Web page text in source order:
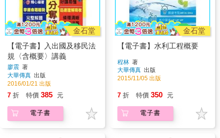
金石堂
【電子書】入出國及移民法
規〈含概要〉講義
廖震 著
大華傳真 出版
2016/01/21 出版
7 折 特價 385 元
電子書
金石堂
【電子書】水利工程概要
程林 著
大華傳真 出版
2015/11/05 出版
7 折 特價 350 元
電子書